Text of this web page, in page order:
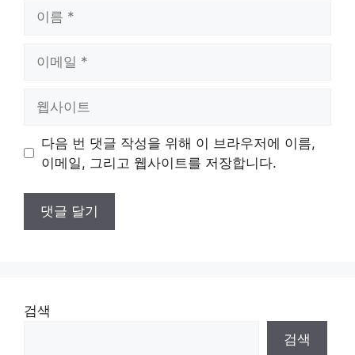
트
다음 번 댓글 작성을 위해 이 브라우저에 이름,
이메일, 그리고 웹사이트를 저장합니다.
검색
검색